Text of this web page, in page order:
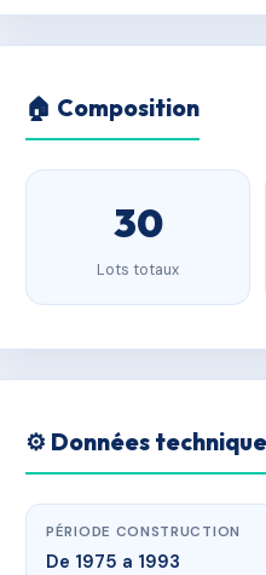
🏠 Composition
30
Lots totaux
⚙️ Données
PÉRIODE CONSTRUCTION
De 1975 a 1993